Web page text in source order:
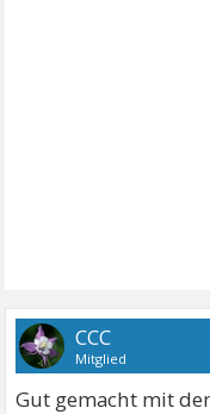
CCC
Mitglied
Gut gemacht mit